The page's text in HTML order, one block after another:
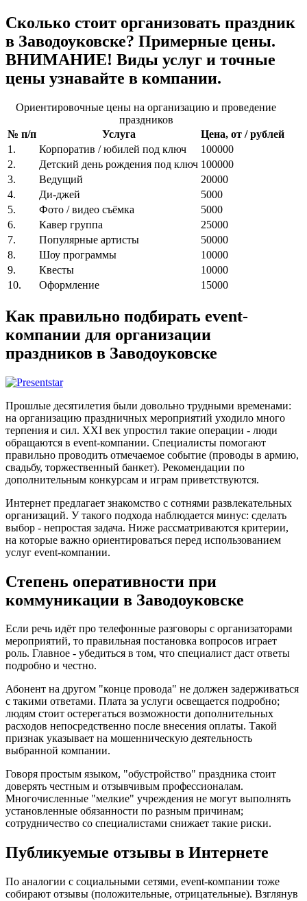
Сколько стоит организовать праздник
в Заводоуковске? Примерные цены.
ВНИМАНИЕ! Виды услуг и точные
цены узнавайте в компании.
Ориентировочные цены на организацию и проведение
праздников
№ п/п
Услуга
Цена, от / рублей
1.
Корпоратив / юбилей под ключ
100000
2.
Детский день рождения под ключ 100000
3.
Ведущий
20000
4.
Ди-джей
5000
5.
Фото / видео съёмка
5000
6.
Кавер группа
25000
7.
Популярные артисты
50000
8.
Шоу программы
10000
9.
Квесты
10000
10.
Оформление 15000
Как правильно подбирать event-
компании для организации
праздников в Заводоуковске
Прошлые десятилетия были довольно трудными временами:
на организацию праздничных мероприятий уходило много
терпения и сил. XXI век упростил такие операции - люди
обращаются в event-компании. Специалисты помогают
правильно проводить отмечаемое событие (проводы в армию,
свадьбу, торжественный банкет). Рекомендации по
дополнительным конкурсам и играм приветствуются.
Интернет предлагает знакомство с сотнями развлекательных
организаций. У такого подхода наблюдается минус: сделать
выбор - непростая задача. Ниже рассматриваются критерии,
на которые важно ориентироваться перед использованием
услуг event-компании.
Степень оперативности при
коммуникации в Заводоуковске
Если речь идёт про телефонные разговоры с организаторами
мероприятий, то правильная постановка вопросов играет
роль. Главное - убедиться в том, что специалист даст ответы
подробно и честно.
Абонент на другом "конце провода" не должен задерживаться
с такими ответами. Плата за услуги освещается подробно;
людям стоит остерегаться возможности дополнительных
расходов непосредственно после внесения оплаты. Такой
признак указывает на мошенническую деятельность
выбранной компании.
Говоря простым языком, "обустройство" праздника стоит
доверять честным и отзывчивым профессионалам.
Многочисленные "мелкие" учреждения не могут выполнять
установленные обязанности по разным причинам;
сотрудничество со специалистами снижает такие риски.
Публикуемые отзывы в Интернете
По аналогии с социальными сетями, event-компании тоже
собирают отзывы (положительные, отрицательные). Взглянув